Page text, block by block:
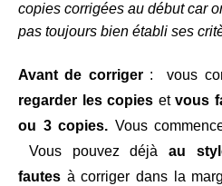
copies corrigées au début car
pas toujours bien établi ses
Avant de corriger: vous
regarder les copies etvous
ou 3 copies. Vous
Vous pouvez déjà au
fautes à corriger dans la